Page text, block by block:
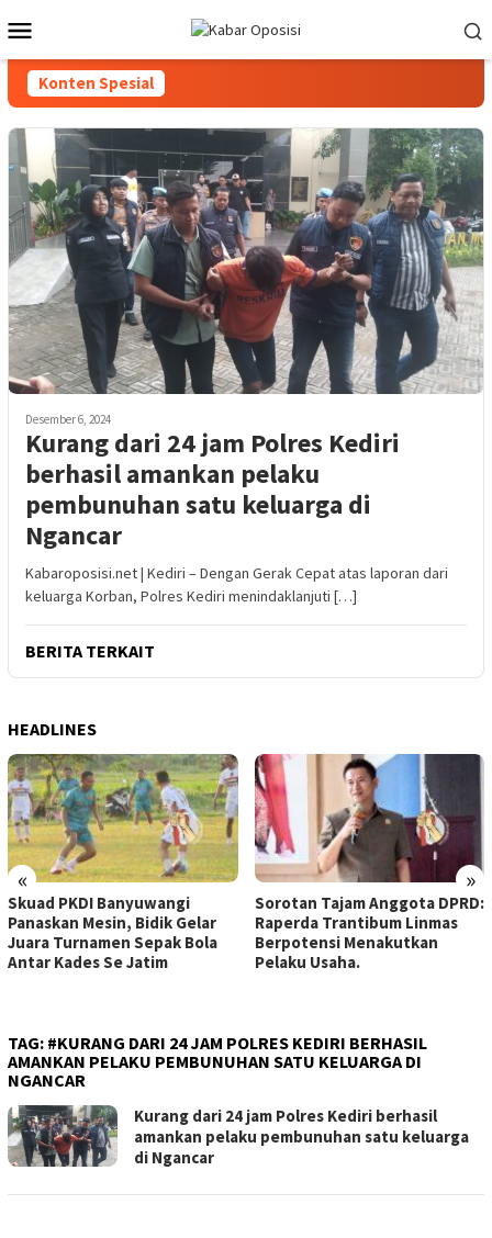
ke
kontenMobile
Konten Spesial
Desember 6, 2024
Kurang dari 24 jam Polres Kediri
berhasil amankan pelaku
pembunuhan satu keluarga di
Ngancar
Kabaroposisi.net | Kediri – Dengan Gerak Cepat atas laporan dari
keluarga Korban, Polres Kediri menindaklanjuti […]
BERITA TERKAIT
HEADLINES
« »
Skuad PKDI Banyuwangi
Panaskan Mesin, Bidik Gelar
Juara Turnamen Sepak Bola
Antar Kades Se Jatim
Sorotan Tajam Anggota DPRD:
Raperda Trantibum Linmas
Berpotensi Menakutkan
Pelaku Usaha.
TAG: #KURANG DARI 24 JAM POLRES KEDIRI BERHASIL
AMANKAN PELAKU PEMBUNUHAN SATU KELUARGA DI
NGANCAR
Kurang dari 24 jam Polres Kediri berhasil
amankan pelaku pembunuhan satu keluarga
di Ngancar